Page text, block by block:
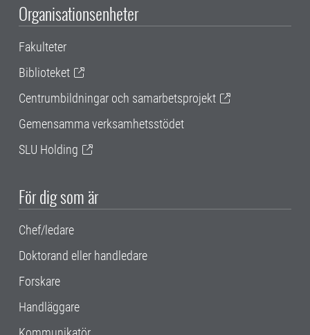
Organisationsenheter
Fakulteter
Biblioteket
Centrumbildningar och samarbetsprojekt
Gemensamma verksamhetsstödet
SLU Holding
För dig som är
Chef/ledare
Doktorand eller handledare
Forskare
Handläggare